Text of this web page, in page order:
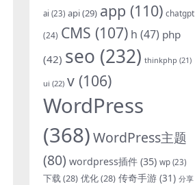
ai (23) api(29) app (110) chatgpt
(24) CMS (107) h (47) php
(42) seo (232) thinkphp (21)
ui (22) v (106)
WordPress
(368)WordPress主题
(80) wordpress插件 (35) wp (23)
下载(28) 优化(28) 传奇手游 (31) 分享